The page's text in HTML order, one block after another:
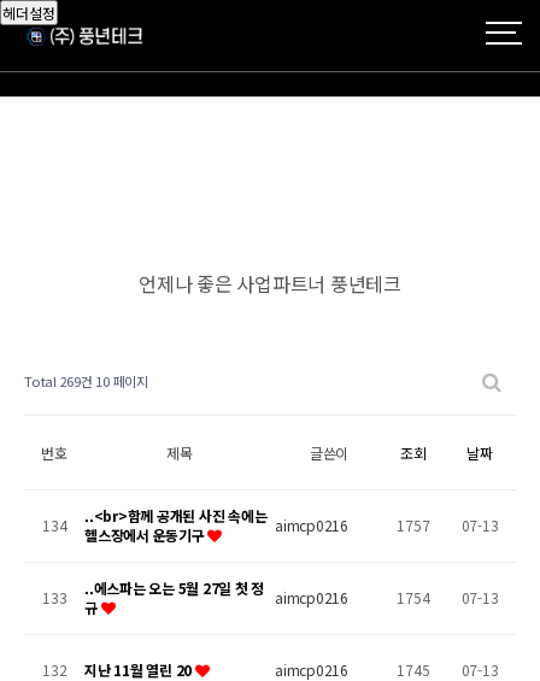
헤더설정
언제나 좋은 사업파트너 풍년테크
Total 269건 10 페이지
번호 제목 글쓴이 조회 날짜
134
..<br>함께 공개된 사진 속에는
헬스장에서 운동기구
aimcp0216 1757 07-13
133
..에스파는 오는 5월 27일 첫 정
규
aimcp0216 1754 07-13
132 지난 11월 열린 20 aimcp0216 1745 07-13